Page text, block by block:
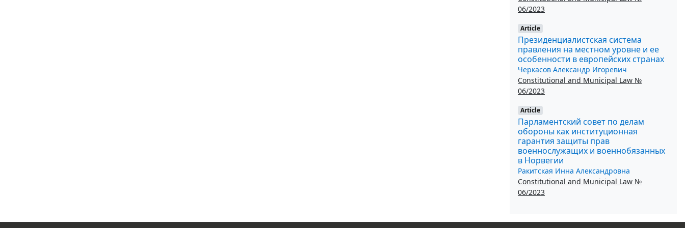
06/2023
Article
Президенциалистская система
правления на местном уровне и ее
особенности в европейских странах
Черкасов Александр Игоревич
Constitutional and Municipal Law №
06/2023
Article
Парламентский совет по делам
обороны как институционная
гарантия защиты прав
военнослужащих и военнобязанных
в Норвегии
Ракитская Инна Александровна
Constitutional and Municipal Law №
06/2023